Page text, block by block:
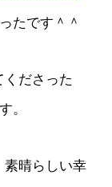
たです＾＾
くださった
。
素晴らしい幸